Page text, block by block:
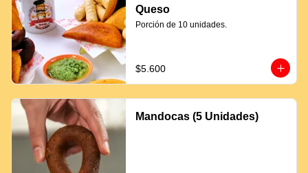
Queso
Porción de 10 unidades.
$5.600
Mandocas (5 Unidades)